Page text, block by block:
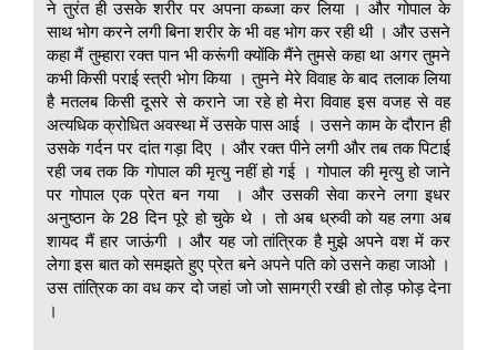
ने तुरंत ही उसके शरीर पर अपना कब्जा कर लिया । और गोपाल के
साथ भोग करने लगी बिना शरीर के भी वह भोग कर रही थी । और उसने
कहा मैं तुम्हारा रक्त पान भी करूंगी क्योंकि मैंने तुमसे कहा था अगर तुमने
कभी किसी पराई स्त्री भोग किया । तुमने मेरे विवाह के बाद तलाक लिया
है मतलब किसी दूसरे से कराने जा रहे हो मेरा विवाह इस वजह से वह
अत्यधिक क्रोधित अवस्था में उसके पास आई । उसने काम के दौरान ही
उसके गर्दन पर दांत गड़ा दिए । और रक्त पीने लगी और तब तक पिटाई
रही जब तक कि गोपाल की मृत्यु नहीं हो गई । गोपाल की मृत्यु हो जाने
पर गोपाल एक प्रेत बन गया । और उसकी सेवा करने लगा इधर
अनुष्ठान के 28 दिन पूरे हो चुके थे । तो अब ध्रुवी को यह लगा अब
शायद मैं हार जाऊंगी । और यह जो तांत्रिक है मुझे अपने वश में कर
लेगा इस बात को समझते हुए प्रेत बने अपने पति को उसने कहा जाओ ।
उस तांत्रिक का वध कर दो जहां जो जो सामग्री रखी हो तोड़ फोड़ देना
।